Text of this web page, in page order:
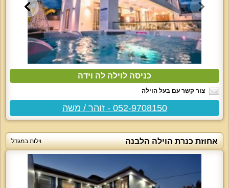
כניסה לוילה לה וידה
צור קשר עם בעל הוילה
052-9708150 - זוהר / משה
אחוזת כנרת הוילה הלבנה וילות במגדל